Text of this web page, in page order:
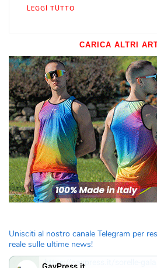
LEGGI TUTTO
CARICA ALTRI
Unisciti al nostro canale Telegram per
reale sulle ultime news!